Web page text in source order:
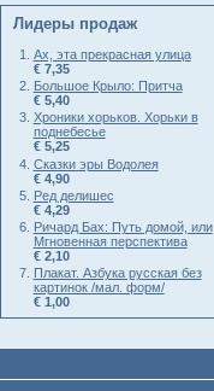
Лидеры продаж
Ах, эта прекрасная улица
€ 7,35
Большое Крыло: Притча
€ 5,40
Хроники хорьков. Хорьки в
поднебесье
€ 5,25
Сказки эры Водолея
€ 4,90
Ред делишес
€ 4,29
Ричард Бах: Путь домой, или
Мгновенная перспектива
€ 2,10
Плакат. Азбука русская без
картинок /мал. форм/
€ 1,00